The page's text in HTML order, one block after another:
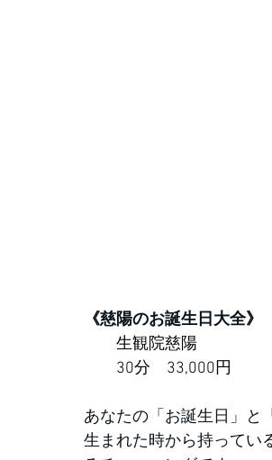
《慈陽のお誕生日大全》
生観院慈陽
30分　33,000円
あなたの「お誕生日」と
生まれた時から持ってい